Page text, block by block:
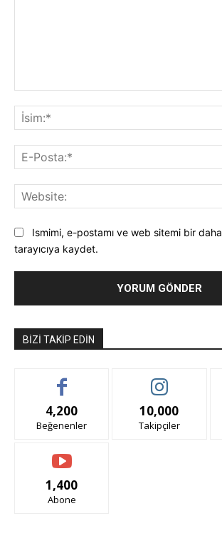
Ismimi, e-postamı ve web sitemi bir
tarayıcıya kaydet.
BIZI TAKIP EDIN
4,200
Beğenenler
10,000
Takipçiler
1,400
Abone